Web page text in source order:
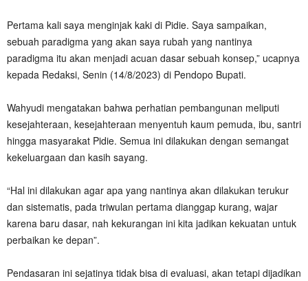
Pertama kali saya menginjak kaki di Pidie. Saya sampaikan,
sebuah paradigma yang akan saya rubah yang nantinya
paradigma itu akan menjadi acuan dasar sebuah konsep,” ucapnya
kepada Redaksi, Senin (14/8/2023) di Pendopo Bupati.
Wahyudi mengatakan bahwa perhatian pembangunan meliputi
kesejahteraan, kesejahteraan menyentuh kaum pemuda, ibu, santri
hingga masyarakat Pidie. Semua ini dilakukan dengan semangat
kekeluargaan dan kasih sayang.
“Hal ini dilakukan agar apa yang nantinya akan dilakukan terukur
dan sistematis, pada triwulan pertama dianggap kurang, wajar
karena baru dasar, nah kekurangan ini kita jadikan kekuatan untuk
perbaikan ke depan”.
Pendasaran ini sejatinya tidak bisa di evaluasi, akan tetapi dijadikan